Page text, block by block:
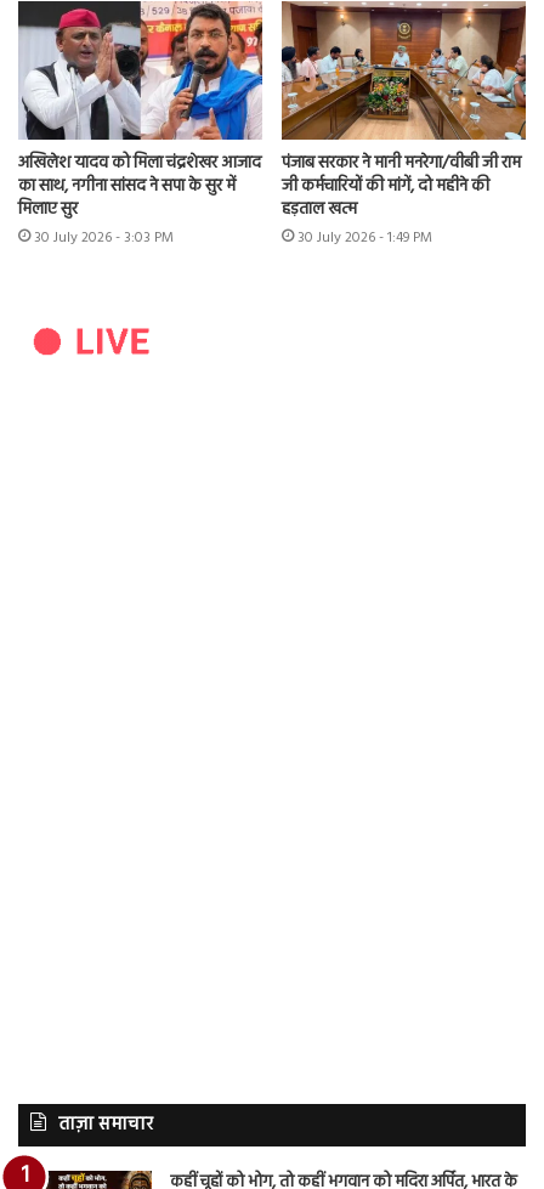
अखिलेश यादव को मिला चंद्रशेखर आजाद
का साथ, नगीना सांसद ने सपा के सुर में
मिलाए सुर
30 July 2026 - 3:03 PM
पंजाब सरकार ने मानी मनरेगा/वीबी जी राम
जी कर्मचारियों की मांगें, दो महीने की
हड़ताल खत्म
30 July 2026 - 1:49 PM
ताज़ा समाचार
कहीं चूहों को भोग, तो कहीं भगवान को मदिरा अर्पित, भारत के